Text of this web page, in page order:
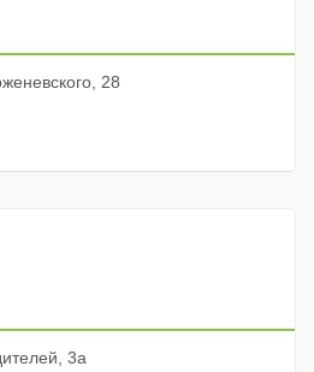
28
3а